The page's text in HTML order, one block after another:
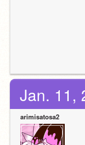
Jan. 11,
arimisatosa2